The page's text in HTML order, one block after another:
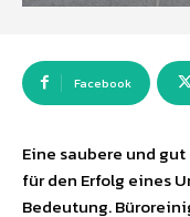
Facebook
Eine saubere und
für den Erfolg eines
Bedeutung.